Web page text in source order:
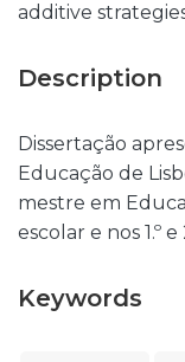
additive
Description
Dissertação
Educação de
mestre em
escolar e nos 1.º
Keywords